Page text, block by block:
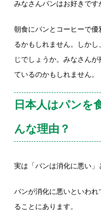
みなさんパンはお好きです
朝食にパンとコーヒーで
るかもしれません。しか
じでしょうか。みなさん
ているのかもしれません。
日本人はパンを
んな理由？
実は「パンは消化に悪い」
パンが消化に悪いといわ
ることにあります。